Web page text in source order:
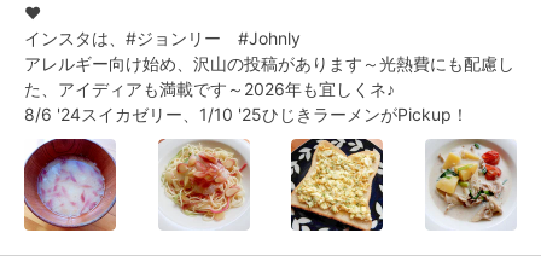
❤
インスタは、#ジョンリー　#Johnly
アレルギー向け始め、沢山の投稿があります～光熱費にも配慮し
た、アイディアも満載です～2026年も宜しくネ♪
8/6 '24スイカゼリー、1/10 '25ひじきラーメンがPickup！